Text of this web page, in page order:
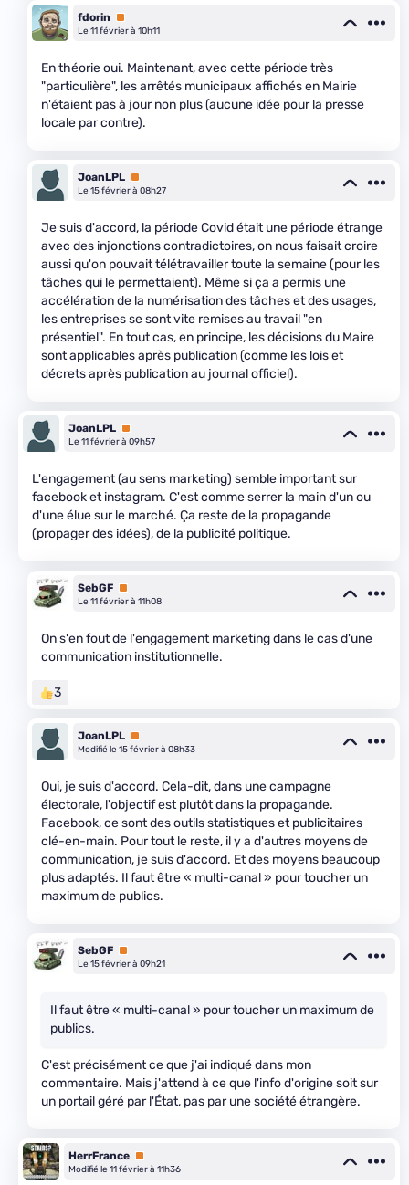
fdorin
Premium
Le 11 février à 10h11
En théorie oui. Maintenant, avec cette période très
"particulière", les arrêtés municipaux affichés en Mairie
n'étaient pas à jour non plus (aucune idée pour la presse
locale par contre).
JoanLPL Premium
Le 15 février à 08h27
Je suis d'accord, la période Covid était une période étrange
avec des injonctions contradictoires, on nous faisait croire
aussi qu'on pouvait télétravailler toute la semaine (pour les
tâches qui le permettaient). Même si ça a permis une
accélération de la numérisation des tâches et des usages,
les entreprises se sont vite remises au travail "en
présentiel". En tout cas, en principe, les décisions du Maire
sont applicables après publication (comme les lois et
décrets après publication au journal officiel).
JoanLPL Premium
Le 11 février à 09h57
L'engagement (au sens marketing) semble important sur
facebook et instagram. C'est comme serrer la main d'un ou
d'une élue sur le marché. Ça reste de la propagande
(propager des idées), de la publicité politique.
SebGF Premium
Le 11 février à 11h08
On s'en fout de l'engagement marketing dans le cas d'une
communication institutionnelle.
3
JoanLPL Premium
Modifié le 15 février à 08h33
Oui, je suis d'accord. Cela-dit, dans une campagne
électorale, l'objectif est plutôt dans la propagande.
Facebook, ce sont des outils statistiques et publicitaires
clé-en-main. Pour tout le reste, il y a d'autres moyens de
communication, je suis d'accord. Et des moyens beaucoup
plus adaptés. Il faut être « multi-canal » pour toucher un
maximum de publics.
SebGF Premium
Le 15 février à 09h21
Il faut être « multi-canal » pour toucher un maximum de
publics.
C'est précisément ce que j'ai indiqué dans mon
commentaire. Mais j'attend à ce que l'info d'origine soit sur
un portail géré par l'État, pas par une société étrangère.
HerrFrance Premium
Modifié le 11 février à 11h36